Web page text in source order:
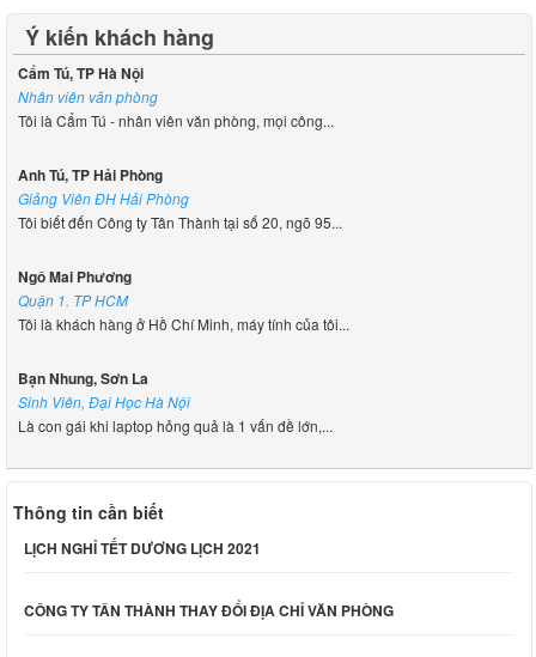
Ý kiến khách hàng
Cẩm Tú, TP Hà Nội
Nhân viên văn phòng
Tôi là Cẩm Tú - nhân viên văn phòng, mọi công...
Anh Tú, TP Hải Phòng
Giảng Viên ĐH Hải Phòng
Tôi biết đến Công ty Tân Thành tại số 20, ngõ 95...
Ngô Mai Phương
Quận 1. TP HCM
Tôi là khách hàng ở Hồ Chí Minh, máy tính của tôi...
Bạn Nhung, Sơn La
Sinh Viên, Đại Học Hà Nội
Là con gái khi laptop hỏng quả là 1 vấn đề lớn,...
Thông tin cần biết
LỊCH NGHỈ TẾT DƯƠNG LỊCH 2021
CÔNG TY TÂN THÀNH THAY ĐỔI ĐỊA CHỈ VĂN PHÒNG